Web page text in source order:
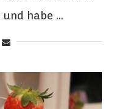
und habe …